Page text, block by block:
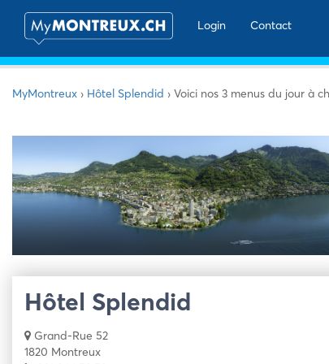
Login
Contact
MyMontreux › Hôtel Splendid › Voici nos 3 menus du jour à
Hôtel Splendid
Grand-Rue 52
1820 Montreux